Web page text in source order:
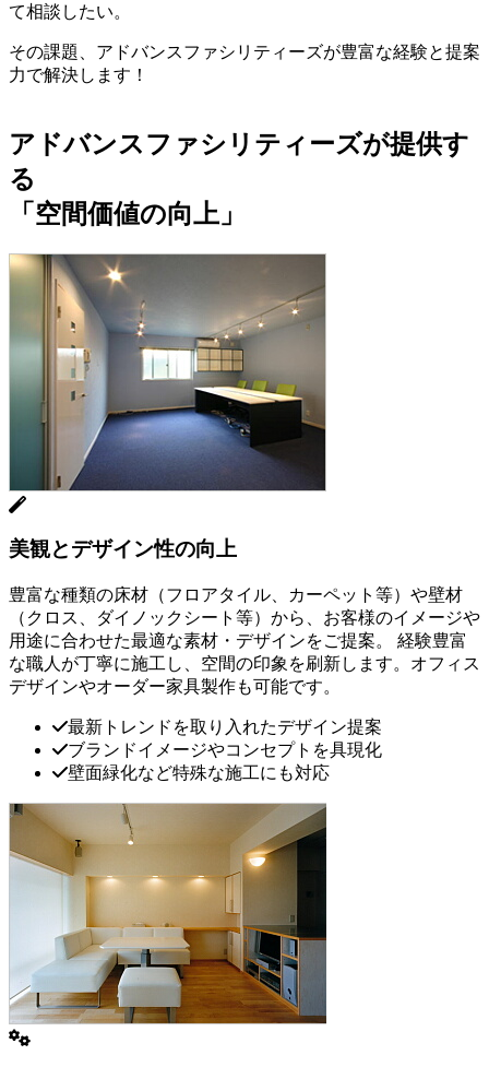
て相談したい。
その課題、アドバンスファシリティーズが豊富な経験と提案
力で解決します！
アドバンスファシリティーズが提供す
る
「空間価値の向上」
美観とデザイン性の向上
豊富な種類の床材（フロアタイル、カーペット等）や壁材
（クロス、ダイノックシート等）から、お客様のイメージや
用途に合わせた最適な素材・デザインをご提案。 経験豊富
な職人が丁寧に施工し、 空間の印象を刷新します。オフィス
デザインやオーダー家具製作も可能です。
最新トレンドを取り入れたデザイン提案
ブランドイメージやコンセプトを具現化
壁面緑化など特殊な施工にも対応